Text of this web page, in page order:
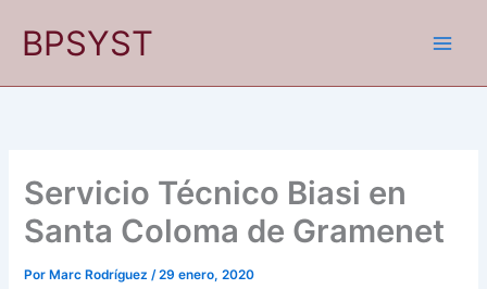
BPSYST
Servicio Técnico Biasi en
Santa Coloma de Gramenet
Por Marc Rodríguez/29 enero, 2020